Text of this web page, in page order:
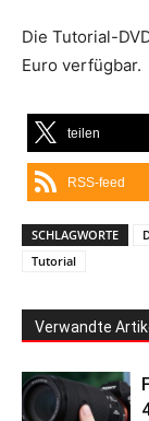
Die Tutorial-
Euro verfügbar.
teilen
RSS-feed
SCHLAGWORTE
Tutorial
Verwandte